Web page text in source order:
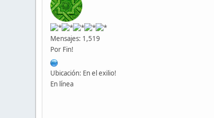
Mensajes: 1,519
Por Fin!
Ubicación: En el exilio!
En línea